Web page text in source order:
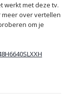
werkt met deze tv.
meer over vertellen
om je